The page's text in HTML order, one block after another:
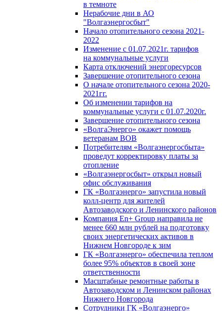
в темноте
Нерабочие дни в АО
"Волгаэнергосбыт"
Начало отопительного сезона 2021-
2022
Изменение с 01.07.2021г. тарифов
на коммунальные услуги
Карта отключений энергоресурсов
Завершение отопительного сезона
О начале отопительного сезона 2020-
2021гг.
Об изменении тарифов на
коммунальные услуги с 01.07.2020г.
Завершение отопительного сезона
«ВолгаЭнерго» окажет помощь
ветеранам ВОВ
Потребителям «Волгаэнергосбыта»
проведут корректировку платы за
отопление
«Волгаэнергосбыт» открыл новый
офис обслуживания
ГК «Волгаэнерго» запустила новый
колл-центр для жителей
Автозаводского и Ленинского районов
Компания En+ Group направила не
менее 660 млн рублей на подготовку
своих энергетических активов в
Нижнем Новгороде к зим
ГК «Волгаэнерго» обеспечила теплом
более 95% объектов в своей зоне
ответственности
Масштабные ремонтные работы в
Автозаводском и Ленинском районах
Нижнего Новгорода
Сотрудники ГК «Волгаэнерго»